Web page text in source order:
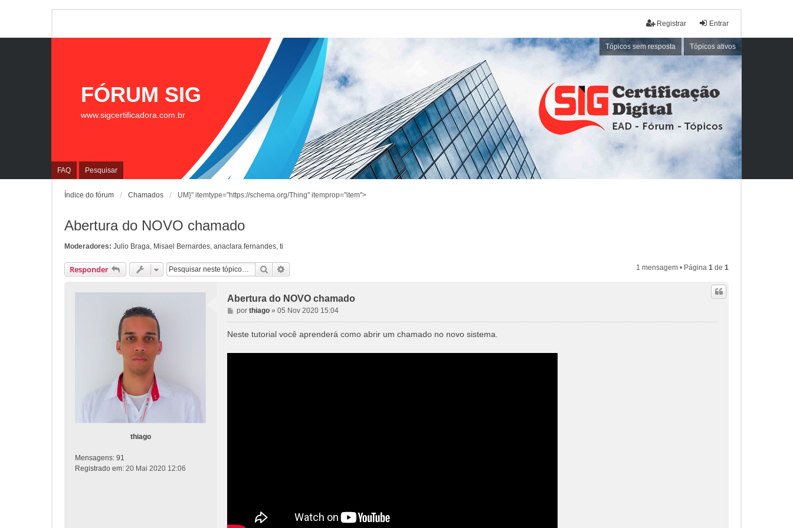
Entrar
Registrar
Tópicos sem resposta Tópicos ativos
FAQ Pesquisar
FÓRUM SIG
www.sigcertificadora.com.br
Índice do fórum Chamados UM}" itemtype="https://schema.org/Thing" itemprop="item">
Abertura do NOVO chamado
Moderadores: Julio Braga, Misael Bernardes, anaclara.fernandes, ti
Responder Pesquisar 1 mensagem • Página 1 de 1
thiago
Mensagens: 91
Registrado em: 20 Mai 2020 12:06
Abertura do NOVO chamado
M
e
n
a
por thiago» 05 Nov 2020 15:04
Neste tutorial você aprenderá como abrir um chamado no novo sistema.